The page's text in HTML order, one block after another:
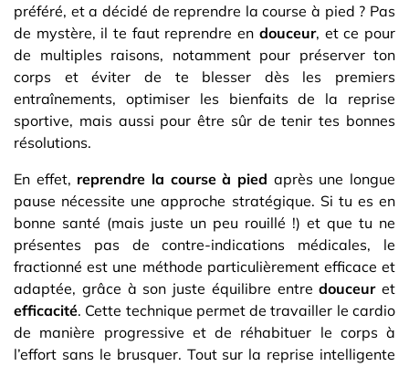
préféré, et a décidé de reprendre la course à pied ? Pas
de mystère, il te faut reprendre en douceur, et ce pour
de multiples raisons, notamment pour préserver ton
corps et éviter de te blesser dès les premiers
entraînements, optimiser les bienfaits de la reprise
sportive, mais aussi pour être sûr de tenir tes bonnes
résolutions.
En effet, reprendre la course à pied après une longue
pause nécessite une approche stratégique. Si tu es en
bonne santé (mais juste un peu rouillé !) et que tu ne
présentes pas de contre-indications médicales, le
fractionné est une méthode particulièrement efficace et
adaptée, grâce à son juste équilibre entredouceur et
efficacité. Cette technique permet de travailler le cardio
de manière progressive et de réhabituer le corps à
l’effort sans le brusquer. Tout sur la reprise intelligente